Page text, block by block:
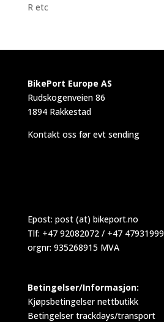
R etc
BikePort Europe AS
Rudskogenveien 86
1894 Rakkestad
Kontakt oss før evt sending
Epost: post (at) bikeport.no
Tlf: +47 92082072 / +47 47931999
orgnr: 935268915 MVA
Betingelser/Informasjon:
Kjøpsbetingelser nettbutikk
Betingelser trackdays/transport